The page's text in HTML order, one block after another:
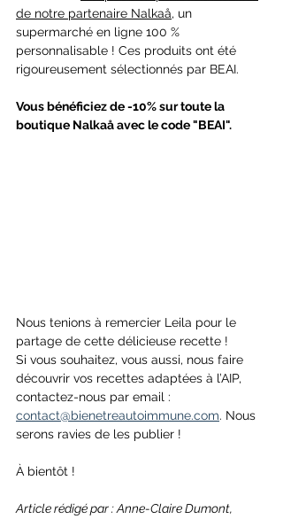
de notre partenaire Nalkaå, un
supermarché en ligne 100 %
personnalisable ! Ces produits ont été
rigoureusement sélectionnés par BEAI.
Vous bénéficiez de -10% sur toute la
boutique Nalkaå avec le code "BEAI".
Nous tenions à remercier Leila pour le
partage de cette délicieuse recette !
Si vous souhaitez, vous aussi, nous faire
découvrir vos recettes adaptées à l’AIP,
contactez-nous par email :
contact@bienetreautoimmune.com. Nous
serons ravies de les publier !
À bientôt !
Article rédigé par : Anne-Claire Dumont,